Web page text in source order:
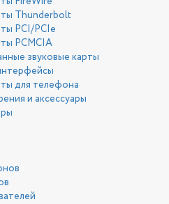
Thunderbolt
PCI/PCIe
PCMCIA
звуковые карты
для телефона
и аксессуары